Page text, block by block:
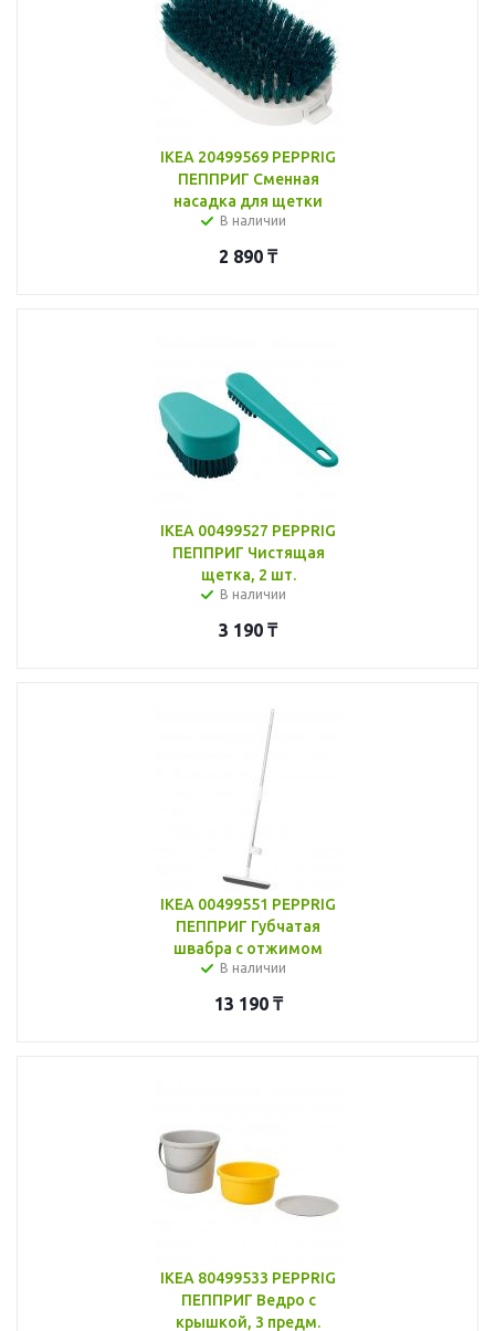
IKEA 20499569 PEPPRIG
ПЕППРИГ Сменная
насадка для щетки
В наличии
2 890 ₸
IKEA 00499527 PEPPRIG
ПЕППРИГ Чистящая
щетка, 2 шт.
В наличии
3 190 ₸
IKEA 00499551 PEPPRIG
ПЕППРИГ Губчатая
швабра с отжимом
В наличии
13 190₸
IKEA 80499533 PEPPRIG
ПЕППРИГ Ведро с
крышкой, 3 предм.